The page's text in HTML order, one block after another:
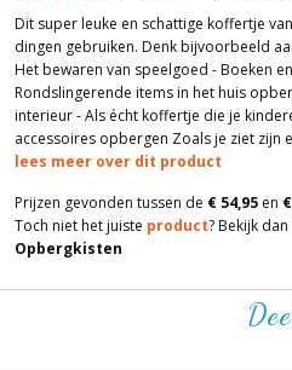
Dit super leuke en schattige koffertje
dingen gebruiken. Denk bijvoorbeeld
Het bewaren van speelgoed - Boeken
Rondslingerende items in het huis
interieur - Als écht koffertje die je
accessoires opbergen Zoals je ziet zijn
lees meer over dit product
Prijzen gevonden tussen de € 54,95 en
Toch niet het juiste product? Bekijk
Opbergkisten